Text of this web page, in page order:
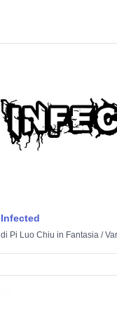
Infected
di Pi Luo Chiu in Fantasia/